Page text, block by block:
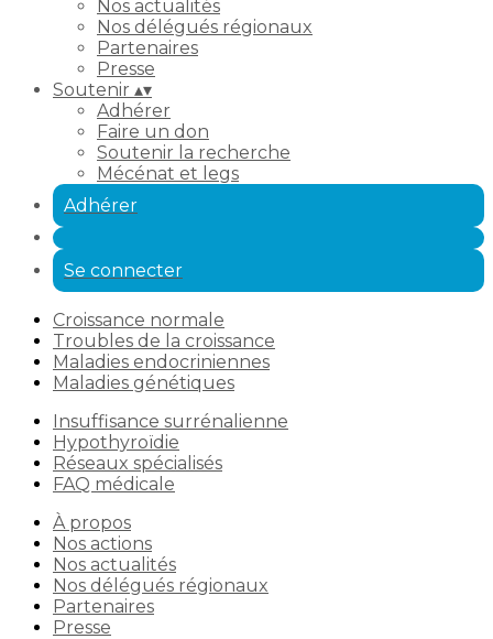
Nos actualités
Nos délégués régionaux
Partenaires
Presse
Soutenir ▴▾
Adhérer
Faire un don
Soutenir la recherche
Mécénat et legs
Adhérer
Se connecter
Croissance normale
Troubles de la croissance
Maladies endocriniennes
Maladies génétiques
Insuffisance surrénalienne
Hypothyroïdie
Réseaux spécialisés
FAQ médicale
À propos
Nos actions
Nos actualités
Nos délégués régionaux
Partenaires
Presse